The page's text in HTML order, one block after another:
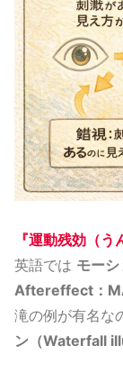
『運動残効（う
英語では モー
Aftereffect：
滝の例が有名な
ン（Waterfall